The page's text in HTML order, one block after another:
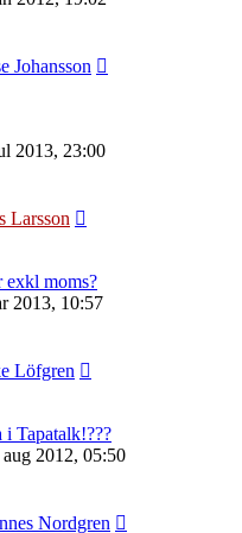
Johansson
2013, 23:00
Larsson
exkl moms?
2013, 10:57
Löfgren
Tapatalk!???
2012, 05:50
Nordgren